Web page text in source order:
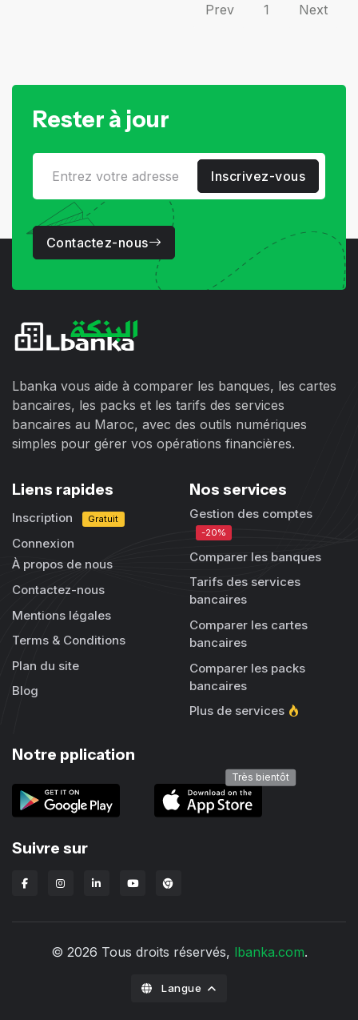
Prev 1 Next
Rester à jour
Inscrivez-vous
Contactez-nous
Lbanka vous aide à comparer les banques, les cartes
bancaires, les packs et les tarifs des services
bancaires au Maroc, avec des outils numériques
simples pour gérer vos opérations financières.
Liens rapides
Inscription Gratuit
Connexion
À propos de nous
Contactez-nous
Mentions légales
Terms & Conditions
Plan du site
Blog
Nos services
Gestion des comptes
-20%
Comparer les banques
Tarifs des services
bancaires
Comparer les cartes
bancaires
Comparer les packs
bancaires
Plus de services
Notre pplication
Très bientôt
Suivre sur
Extension Chrome Lbanka
© 2026 Tous droits réservés, lbanka.com.
Langue